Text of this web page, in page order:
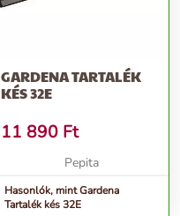
GARDENA TARTALÉK
KÉS 32E
11 890 Ft
Pepita
Hasonlók, mint Gardena
Tartalék kés 32E